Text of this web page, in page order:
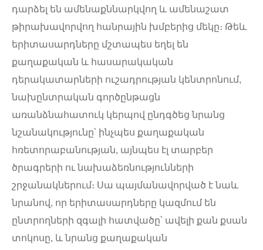
դարձել են ամենաքննարկվող և ամենաշատ
թիրախավորվող հանրային խմբերից մեկը։ Թեև
երիտասարդները մշտապես եղել են
քաղաքական և հասարակական
դերակատարների ուշադրության կենտրոնում,
նախընտրական գործընթացն
առանձնահատուկ կերպով ընդգծեց նրանց
նշանակությունը՝ ինչպես քաղաքական
հռետորաբանության, այնպես էլ տարբեր
ծրագրերի ու նախաձեռնությունների
շրջանակներում։ Սա պայմանավորված է նաև
նրանով, որ երիտասարդները կազմում են
ընտրողների զգալի հատվածը՝ ավելի քան քսան
տոկոսը, և նրանց քաղաքական